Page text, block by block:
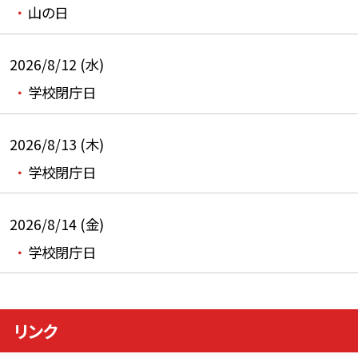
山の日
2026/8/12 (水)
学校閉庁日
2026/8/13 (木)
学校閉庁日
2026/8/14 (金)
学校閉庁日
リンク